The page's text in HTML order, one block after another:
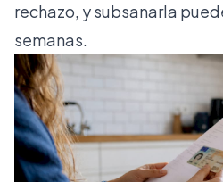
rechazo, y subsanarla
semanas.